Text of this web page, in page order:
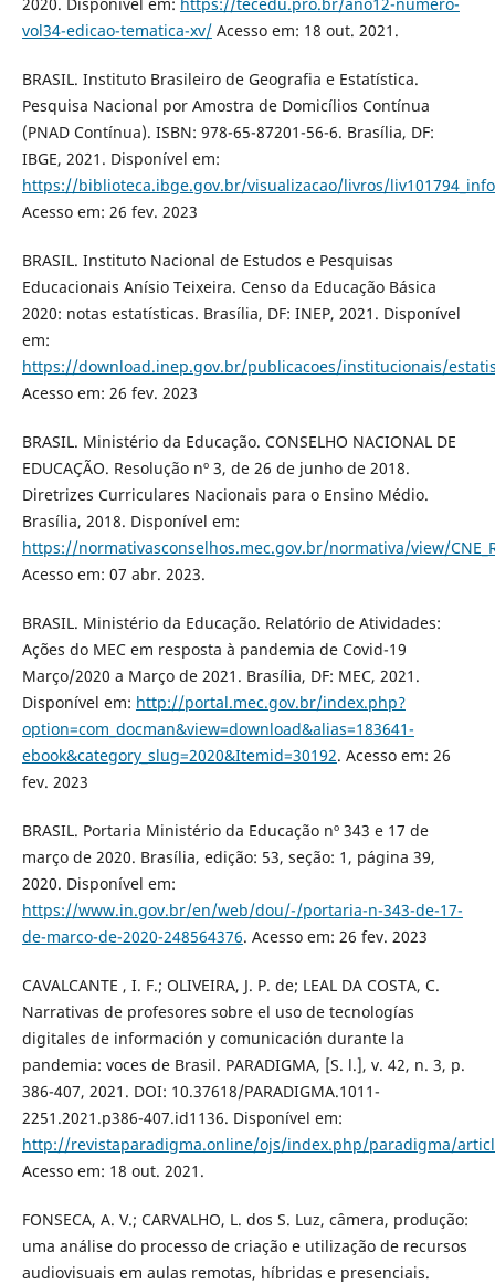
vol34-edicao-tematica-xv/Acesso em: 18 out. 2021.
BRASIL. Instituto Brasileiro de Geografia e Estatística.
Pesquisa Nacional por Amostra de Domicílios Contínua
(PNAD Contínua). ISBN: 978-65-87201-56-6. Brasília, DF:
IBGE, 2021. Disponível em:
https://biblioteca.ibge.gov.br/visualizacao/livros/
Acesso em: 26 fev. 2023
BRASIL. Instituto Nacional de Estudos e Pesquisas
Educacionais Anísio Teixeira. Censo da Educação Básica
2020: notas estatísticas. Brasília, DF: INEP, 2021. Disponível
em:
https://download.inep.gov.br/publicacoes/institucionais/
Acesso em: 26 fev. 2023
BRASIL. Ministério da Educação. CONSELHO NACIONAL DE
EDUCAÇÃO. Resolução nº 3, de 26 de junho de 2018.
Diretrizes Curriculares Nacionais para o Ensino Médio.
Brasília, 2018. Disponível em:
https://normativasconselhos.mec.gov.br/normativa/view/
Acesso em: 07 abr. 2023.
BRASIL. Ministério da Educação. Relatório de Atividades:
Ações do MEC em resposta à pandemia de Covid-19
Março/2020 a Março de 2021. Brasília, DF: MEC, 2021.
Disponível em: http://portal.mec.gov.br/index.php?
option=com_docman&view=download&alias=183641-
ebook&category_slug=2020&Itemid=30192. Acesso em: 26
fev. 2023
BRASIL. Portaria Ministério da Educação nº 343 e 17 de
março de 2020. Brasília, edição: 53, seção: 1, página 39,
2020. Disponível em:
https://www.in.gov.br/en/web/dou/-/portaria-n-343-de-17-
de-marco-de-2020-248564376. Acesso em: 26 fev. 2023
CAVALCANTE , I. F.; OLIVEIRA, J. P. de; LEAL DA COSTA, C.
Narrativas de profesores sobre el uso de tecnologías
digitales de información y comunicación durante la
pandemia: voces de Brasil. PARADIGMA, [S. l.], v. 42, n. 3, p.
386-407, 2021. DOI: 10.37618/PARADIGMA.1011-
2251.2021.p386-407.id1136. Disponível em:
http://revistaparadigma.online/ojs/index.php/paradigma/
Acesso em: 18 out. 2021.
FONSECA, A. V.; CARVALHO, L. dos S. Luz, câmera, produção:
uma análise do processo de criação e utilização de recursos
audiovisuais em aulas remotas, híbridas e presenciais.